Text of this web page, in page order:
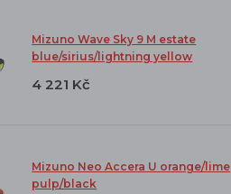
Mizuno Wave Sky 9 M estate
blue/sirius/lightning yellow
4 221 Kč
Mizuno Neo Accera U orange/lime
pulp/black